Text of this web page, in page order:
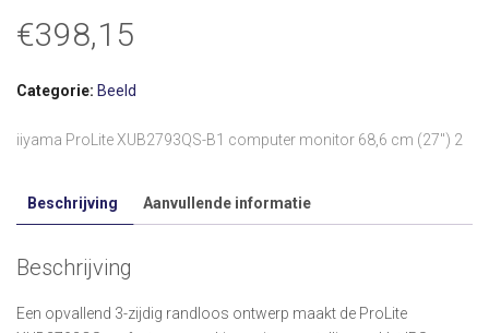
€398,15
Categorie: Beeld
iiyama ProLite XUB2793QS-B1 computer monitor 68,6 cm (27″) 2
Beschrijving Aanvullende informatie
Beschrijving
Een opvallend 3-zijdig randloos ontwerp maakt de ProLite